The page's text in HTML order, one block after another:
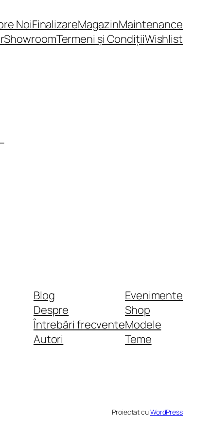
NoiFinalizareMagazinMaintenance
ShowroomTermeni și CondițiiWishlist
Blog
Despre
Întrebări frecvente
Autori
Evenimente
Shop
Modele
Teme
Proiectat cuWordPress